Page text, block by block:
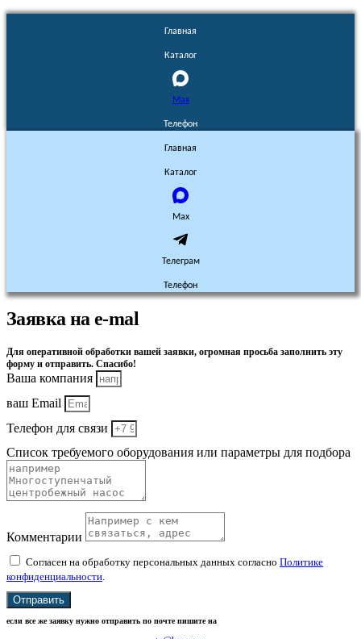
Главная
Каталог
Max
Телефон
Главная
Каталог
Max
Телеграм
Телефон
Заявка на e-mal
Для оперативной обработки вашей заявки, огромная просьба заполнить эту
форму и отправить. Спасибо!
Ваша компания
ваш Email
Телефон для связи
Список требуемого оборудования или параметры для подбора
Комментарии
Согласен на обработку персональных данных согласно Политике
конфиденциальности
Отправить
если все же заявку нужно отправить по почте пишите на